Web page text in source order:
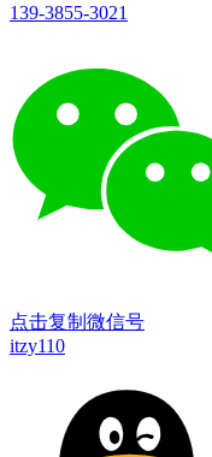
139-3855-3021
点击复制微信号
itzy110